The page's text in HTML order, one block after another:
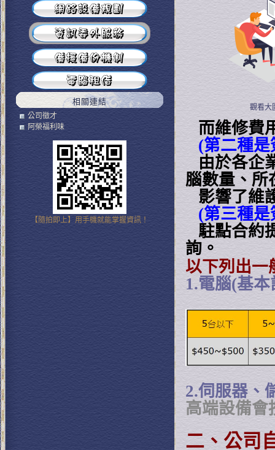
觀看大
而維修費
(第二種
由於各企
腦數量、所
影響了維
(第三種
駐點合約
詢。
以下列出一
1.電腦(基
2.伺服器、
高端設備會
二、公司
相關連結
公司徵才
阿榮福利味
【隨拍即上】用手機就能掌握資訊！